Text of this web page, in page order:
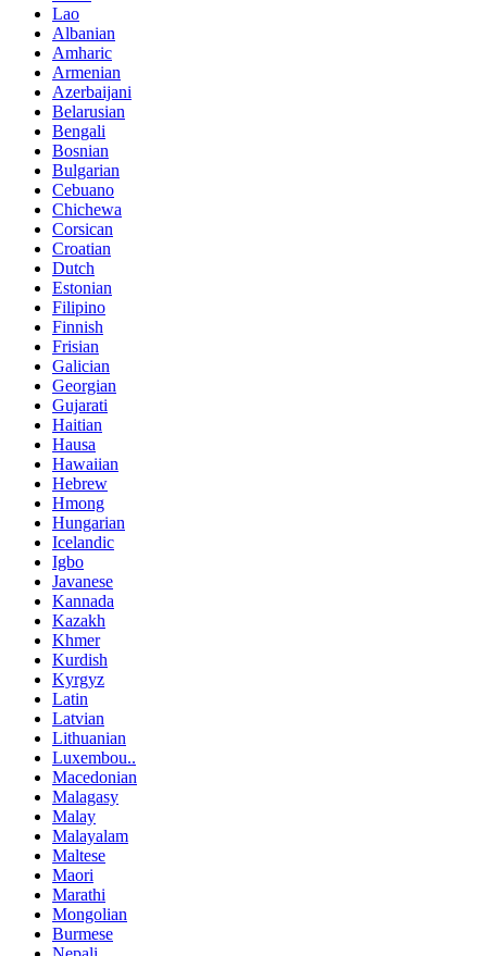
Lao
Albanian
Amharic
Armenian
Azerbaijani
Belarusian
Bengali
Bosnian
Bulgarian
Cebuano
Chichewa
Corsican
Croatian
Dutch
Estonian
Filipino
Finnish
Frisian
Galician
Georgian
Gujarati
Haitian
Hausa
Hawaiian
Hebrew
Hmong
Hungarian
Icelandic
Igbo
Javanese
Kannada
Kazakh
Khmer
Kurdish
Kyrgyz
Latin
Latvian
Lithuanian
Luxembou..
Macedonian
Malagasy
Malay
Malayalam
Maltese
Maori
Marathi
Mongolian
Burmese